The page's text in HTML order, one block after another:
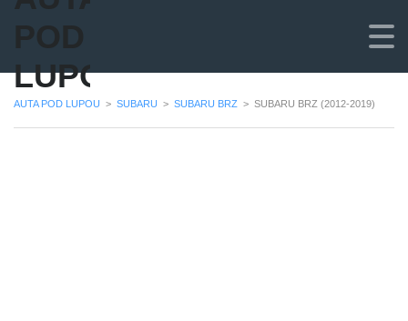
POD
LUPOU
AUTA POD LUPOU > SUBARU > SUBARU BRZ > SUBARU BRZ (2012-2019)